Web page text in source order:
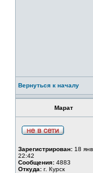
Вернуться к началу
Марат
Зарегистрирован: 18
22:42
Сообщения: 4883
Откуда: г. Курск